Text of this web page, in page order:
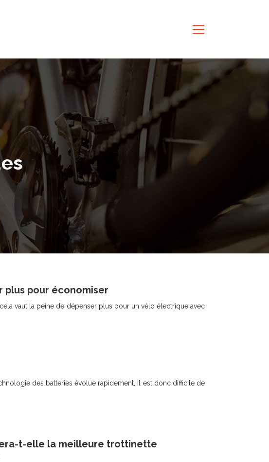
pour économiser
vaut la peine de dépenser plus pour un vélo électrique avec
des batteries évolue rapidement, il est donc difficile de
t-elle la meilleure trottinette